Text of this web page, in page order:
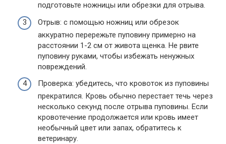
подготовьте ножницы или обрезки для отрыва.
Отрыв: с помощью ножниц или обрезок
аккуратно перережьте пуповину примерно на
расстоянии 1-2 см от живота щенка. Не рвите
пуповину руками, чтобы избежать ненужных
повреждений.
Проверка: убедитесь, что кровоток из пуповины
прекратился. Кровь обычно перестает течь через
несколько секунд после отрыва пуповины. Если
кровотечение продолжается или кровь имеет
необычный цвет или запах, обратитесь к
ветеринару.